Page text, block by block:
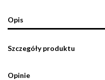
Opis
Szczegóły produktu
Opinie